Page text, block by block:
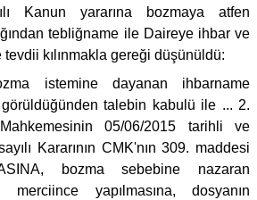
Kanun yararına bozmaya atfen
tebliğname ile Daireye ihbar ve
kılınmakla gereği düşünüldü:
istemine dayanan ihbarname
görüldüğünden talebin kabulü ile ... 2.
05/06/2015 tarihli ve
Kararının CMK'nın 309. maddesi
bozma sebebine nazaran
yapılmasına, dosyanın